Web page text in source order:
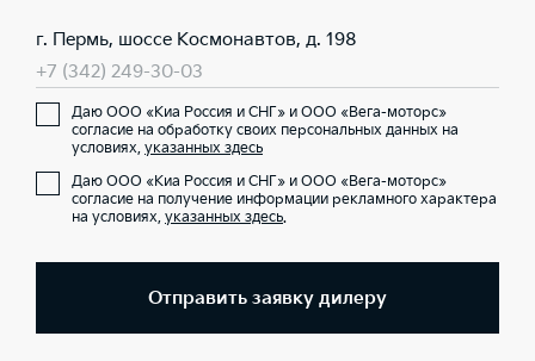
г. Пермь, шоссе Космонавтов, д. 198
+7 (342) 249-30-03
Даю ООО «Киа Россия и СНГ» и ООО «Вега-моторс»
согласие на обработку своих персональных данных на
условиях, указанных здесь
Даю ООО «Киа Россия и СНГ» и ООО «Вега-моторс»
согласие на получение информации рекламного характера
на условиях, указанных здесь.
Отправить заявку дилеру